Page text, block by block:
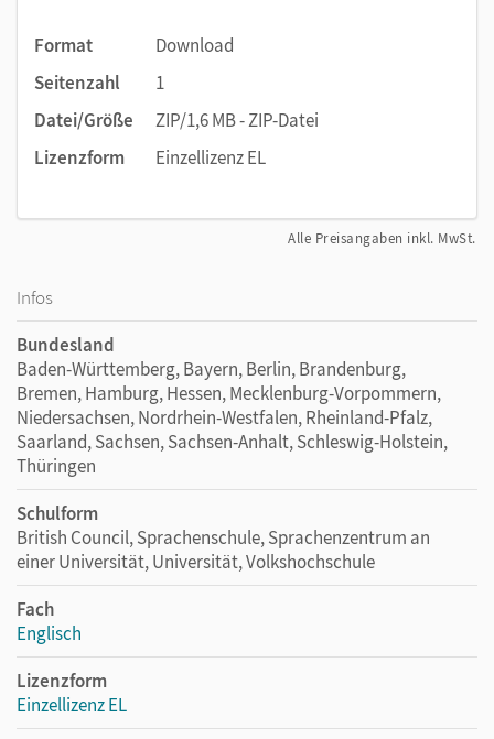
Format
Download
Seitenzahl
1
Datei/Größe
ZIP/1,6 MB - ZIP-Datei
Lizenzform
Einzellizenz EL
Alle Preisangaben inkl. MwSt.
Infos
Bundesland
Baden-Württemberg, Bayern, Berlin, Brandenburg,
Bremen, Hamburg, Hessen, Mecklenburg-Vorpommern,
Niedersachsen, Nordrhein-Westfalen, Rheinland-Pfalz,
Saarland, Sachsen, Sachsen-Anhalt, Schleswig-Holstein,
Thüringen
Schulform
British Council, Sprachenschule, Sprachenzentrum an
einer Universität, Universität, Volkshochschule
Fach
Englisch
Lizenzform
Einzellizenz EL